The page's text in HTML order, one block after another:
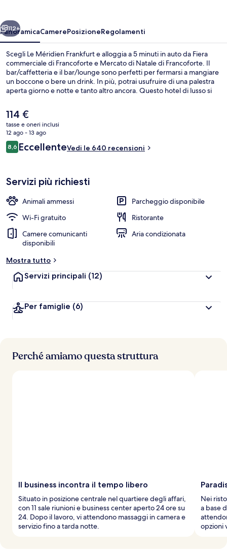
Avanti
112+
PanoramicaCamerePosizioneRegolamenti
Scegli Le Méridien Frankfurt e alloggia a 5 minuti in auto da Fiera
commerciale di Francoforte e Mercato di Natale di Francoforte. Il
bar/caffetteria e il bar/lounge sono perfetti per fermarsi a mangiare
un boccone o bere un drink. In più, potrai usufruire di una palestra
aperta giorno e notte e tanto altro ancora. Questo hotel di lusso si
MyZeil. Le recensioni degli ospiti lodano il personale gentile della
struttura. La struttura è una comoda base per spostarsi con i mezzi
pubblici: Fermata del tram Münchener Straß/Stazione centrale di
Frankfurt si trova a 3 min a piedi e Fermata del tram lato sud della
stazione centrale a 3.
Il
prezzo
attuale
è
114 €
114 €
tasse e oneri inclusi
12 ago - 13 ago
Recensioni
8,68,6 su 10
EccellenteVedi le 640 recensioni
Servizi più richiesti
Animali ammessi
Parcheggio disponibile
Wi-Fi gratuito
Ristorante
Camere comunicanti
disponibili
Aria condizionata
Mostra tutto
Servizi principali (12)
Per famiglie (6)
Perché amiamo questa struttura
Il business incontra il tempo libero
Situato in posizione centrale nel quartiere degli affari,
con 11 sale riunioni e business center aperto 24 ore su
24. Dopo il lavoro, vi attendono massaggi in camera e
servizio fino a tarda notte.
Nei
a base
opzioni